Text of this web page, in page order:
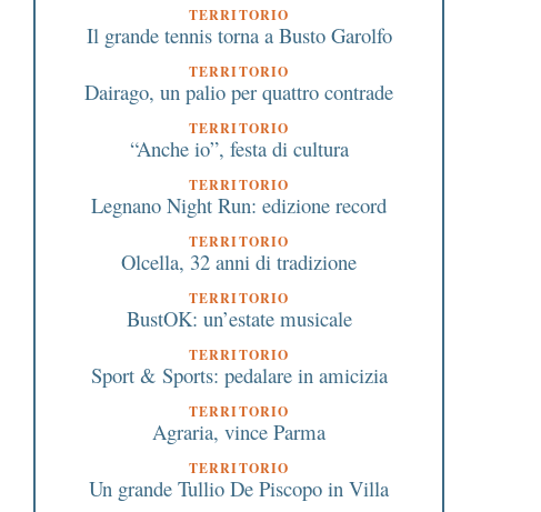
TERRITORIO
Il grande tennis torna a Busto Garolfo
TERRITORIO
Dairago, un palio per quattro contrade
TERRITORIO
“Anche io”, festa di cultura
TERRITORIO
Legnano Night Run: edizione record
TERRITORIO
Olcella, 32 anni di tradizione
TERRITORIO
BustOK: un’estate musicale
TERRITORIO
Sport & Sports: pedalare in amicizia
TERRITORIO
Agraria, vince Parma
TERRITORIO
Un grande Tullio De Piscopo in Villa